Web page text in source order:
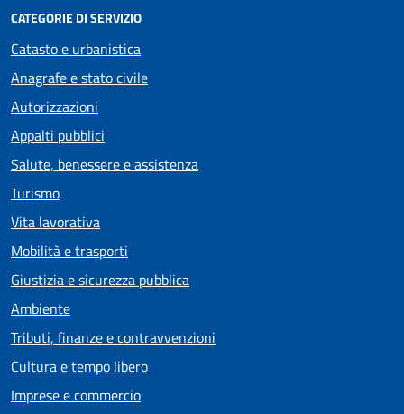
CATEGORIE DI SERVIZIO
Catasto e urbanistica
Anagrafe e stato civile
Autorizzazioni
Appalti pubblici
Salute, benessere e assistenza
Turismo
Vita lavorativa
Mobilità e trasporti
Giustizia e sicurezza pubblica
Ambiente
Tributi, finanze e contravvenzioni
Cultura e tempo libero
Imprese e commercio